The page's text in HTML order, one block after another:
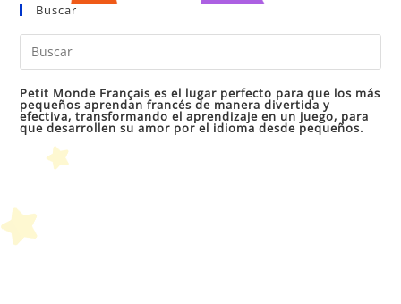
Buscar
Petit Monde Français es el lugar perfecto para que los más
pequeños aprendan francés de manera divertida y
efectiva, transformando el aprendizaje en un juego, para
que desarrollen su amor por el idioma desde pequeños.